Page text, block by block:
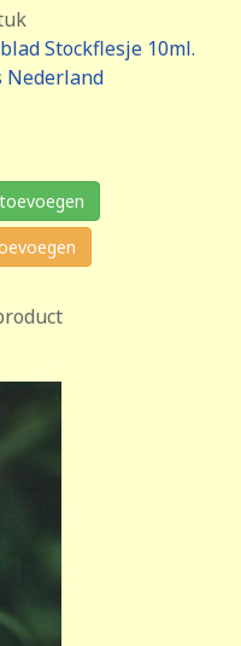
Stockflesje 10ml.
Nederland